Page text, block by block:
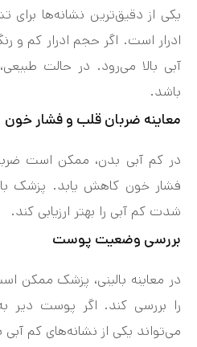
یکی از دقیق‌ترین نشانه‌ها
ادرار است. اگر حجم ادرار کم و
آبی بالا می‌رود. در حالت
باشد.
معاینه ضربان قلب و فشار خون
در کم‌ آبی بدن، ممکن است
فشار خون کاهش یابد. پزشک با
شدت کم‌ آبی را بهتر ارزیابی کند.
بررسی وضعیت پوست
در معاینه بالینی، پزشک
را بررسی کند. اگر پوست دیر
می‌تواند یکی از نشانه‌های کم‌